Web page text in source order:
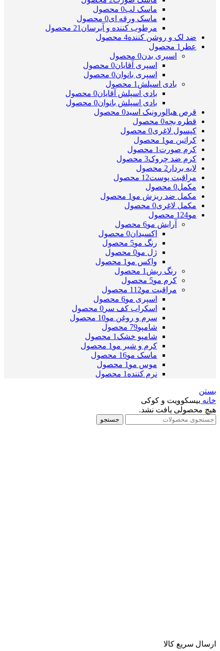
ماسک لب0 محصول
ماسک ورقه ای0 محصول
مرطوب کننده و آبرسان 21 محصول
ضد لک و روشن کننده4 محصول
عطر 1 محصول
اسپری بدن0 محصول
اسپری آقایان0 محصول
اسپری بانوان0 محصول
بادی اسپلش 1 محصول
بادی اسپلش آقایان0 محصول
بادی اسپلش بانوان0 محصول
قرص هیالورونیک اسید0 محصول
قطره بچه0 محصول
کپسول لاغری0 محصول
کراتین مو 1 محصول
کرم صورت 1 محصول
کرم ضد چروک3 محصول
لایه بردار 2 محصول
مراقبت پوست12 محصول
مکمل0 محصول
مکمل ضد ریزش مو 1 محصول
مکمل لاغری0 محصول
مو124 محصول
آرایش مو6 محصول
اکسیدان0 محصول
رنگ مو5 محصول
ژل مو0 محصول
واکس مو 1 محصول
رنگ ریش 1 محصول
کرم مو5 محصول
مراقبت مو112 محصول
اسپری مو6 محصول
اسکراب کف سر 0 محصول
سرم و روغن مو10 محصول
شامپو79 محصول
شامپو خشک 1 محصول
کرم و شیر مو 1 محصول
ماسک مو16 محصول
موس مو 1 محصول
نرم کننده 1 محصول
بستن
خانه بیسکوویت و کوکی
هیچ محصولی یافت نشد.
جستجو
ارسال سریع کالا